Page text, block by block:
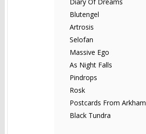
Blutengel
Artrosis
Selofan
Massive Ego
As Night Falls
Pindrops
Rosk
Postcards From Arkham
Black Tundra